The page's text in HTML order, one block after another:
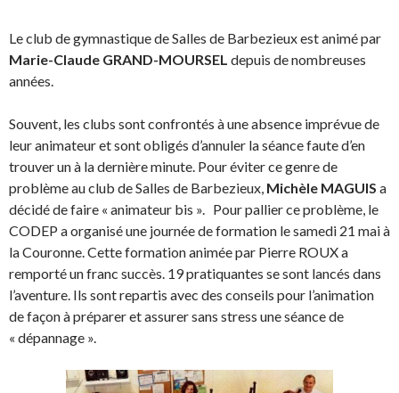
Le club de gymnastique de Salles de Barbezieux est animé par
Marie-Claude GRAND-MOURSEL depuis de nombreuses
années.
Souvent, les clubs sont confrontés à une absence imprévue de
leur animateur et sont obligés d’annuler la séance faute d’en
trouver un à la dernière minute. Pour éviter ce genre de
problème au club de Salles de Barbezieux, Michèle MAGUIS a
décidé de faire « animateur bis ». Pour pallier ce problème, le
CODEP a organisé une journée de formation le samedi 21 mai à
la Couronne. Cette formation animée par Pierre ROUX a
remporté un franc succès. 19 pratiquantes se sont lancés dans
l’aventure. Ils sont repartis avec des conseils pour l’animation
de façon à préparer et assurer sans stress une séance de
« dépannage ».